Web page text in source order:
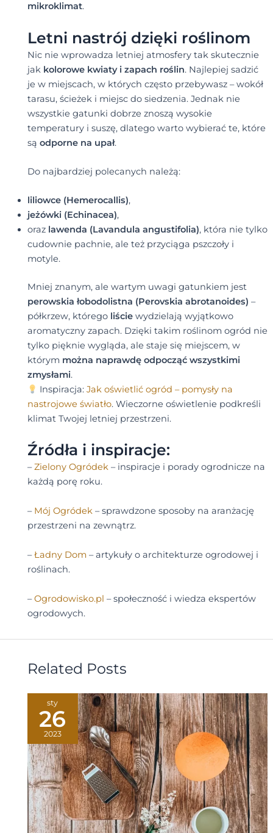
mikroklimat.
Letni nastrój dzięki roślinom
Nic nie wprowadza letniej atmosfery tak skutecznie
jak kolorowe kwiaty i zapach roślin. Najlepiej sadzić
je w miejscach, w których często przebywasz – wokół
tarasu, ścieżek i miejsc do siedzenia. Jednak nie
wszystkie gatunki dobrze znoszą wysokie
temperatury i suszę, dlatego warto wybierać te, które
są odporne na upał.
Do najbardziej polecanych należą:
liliowce (Hemerocallis),
jeżówki (Echinacea),
oraz lawenda (Lavandula angustifolia), która nie tylko
cudownie pachnie, ale też przyciąga pszczoły i
motyle.
Mniej znanym, ale wartym uwagi gatunkiem jest
perowskia łobodolistna (Perovskia abrotanoides) –
półkrzew, którego liściewydzielają wyjątkowo
aromatyczny zapach. Dzięki takim roślinom ogród nie
tylko pięknie wygląda, ale staje się miejscem, w
którym można naprawdę odpocząć wszystkimi
zmysłami.
Inspiracja:Jak oświetlić ogród – pomysły na
nastrojowe światło. Wieczorne oświetlenie podkreśli
klimat Twojej letniej przestrzeni.
Źródła i inspiracje:
–Zielony Ogródek– inspiracje i porady ogrodnicze na
każdą porę roku.
– Mój Ogródek– sprawdzone sposoby na aranżację
przestrzeni na zewnątrz.
–Ładny Dom – artykuły o architekturze ogrodowej i
roślinach.
–Ogrodowisko.pl – społeczność i wiedza ekspertów
ogrodowych.
Related Posts
sty
26
2023